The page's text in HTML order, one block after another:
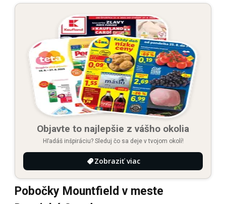
Objavte to najlepšie z vášho okolia
Hľadáš inšpiráciu? Sleduj čo sa deje v tvojom okolí!
Zobraziť viac
Pobočky Mountfield v meste